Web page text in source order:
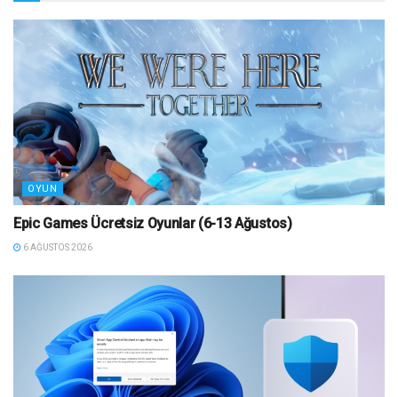
OYUN
Epic Games Ücretsiz Oyunlar (6-13 Ağustos)
6 AĞUSTOS 2026